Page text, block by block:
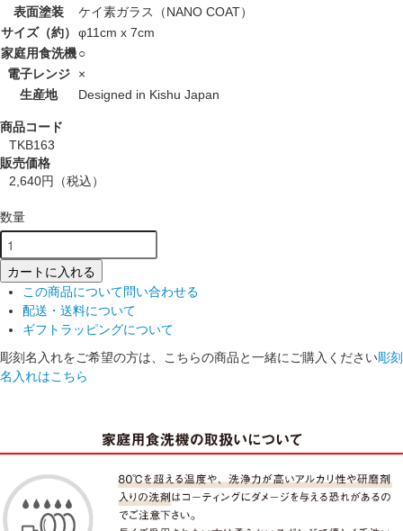
表面塗装
ケイ素ガラス（NANO COAT）
サイズ（約）
φ11cm x 7cm
家庭用食洗機○
電子レンジ
×
生産地
Designed in Kishu Japan
商品コード
TKB163
販売価格
2,640円
（税込）
数量
カートに入れる
この商品について問い合わせる
配送・送料について
ギフトラッピングについて
彫刻名入れをご希望の方は、こちらの商品と一緒にご購入ください彫刻
名入れはこちら